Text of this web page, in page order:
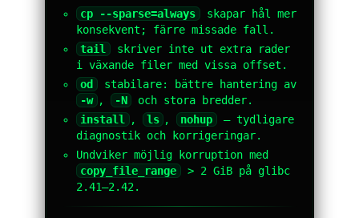
cp --sparse=always skapar hål mer
konsekvent; färre missade fall.
tail skriver inte ut extra rader
i växande filer med vissa offset.
od stabilare: bättre hantering av
-w , -N
och stora bredder.
install , ls , nohup — tydligare
diagnostik och korrigeringar.
Undviker möjlig korruption med
copy_file_range > 2 GiB på glibc
2.41–2.42.